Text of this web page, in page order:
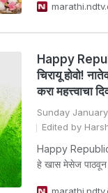
Happy
चिरायू होवो!
करा महत्त्वाचा
Sunday
Edited by
Happy Republic
हे खास मेसेज पाठवून